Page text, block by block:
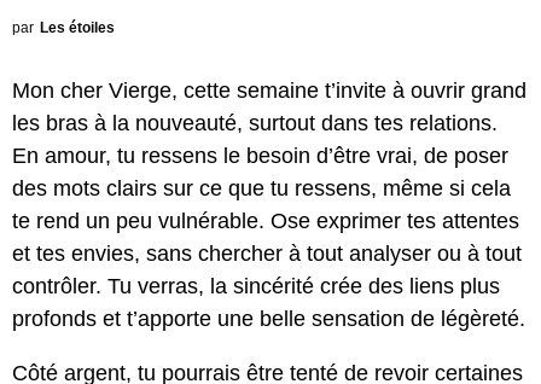
par Les étoiles
Mon cher Vierge, cette semaine t’invite à ouvrir grand
les bras à la nouveauté, surtout dans tes relations.
En amour, tu ressens le besoin d’être vrai, de poser
des mots clairs sur ce que tu ressens, même si cela
te rend un peu vulnérable. Ose exprimer tes attentes
et tes envies, sans chercher à tout analyser ou à tout
contrôler. Tu verras, la sincérité crée des liens plus
profonds et t’apporte une belle sensation de légèreté.
Côté argent, tu pourrais être tenté de revoir certaines